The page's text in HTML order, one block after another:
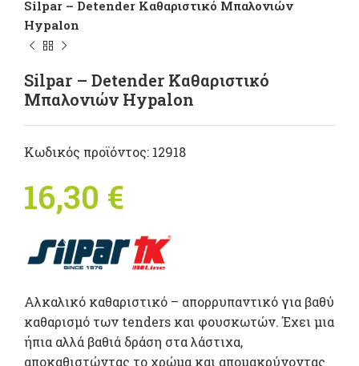
Silpar – Detender Kαθαριστικό Mπαλονιών
Hypalon
Silpar – Detender Kαθαριστικό
Mπαλονιών Hypalon
Κωδικός προϊόντος: 12918
16,30 €
Αλκαλικό καθαριστικό – απορρυπαντικό για βαθύ
καθαρισμό των tenders και φουσκωτών. Έχει μια
ήπια αλλά βαθιά δράση στα λάστιχα,
αποκαθιστώντας το χρώμα και απομακρύνοντας